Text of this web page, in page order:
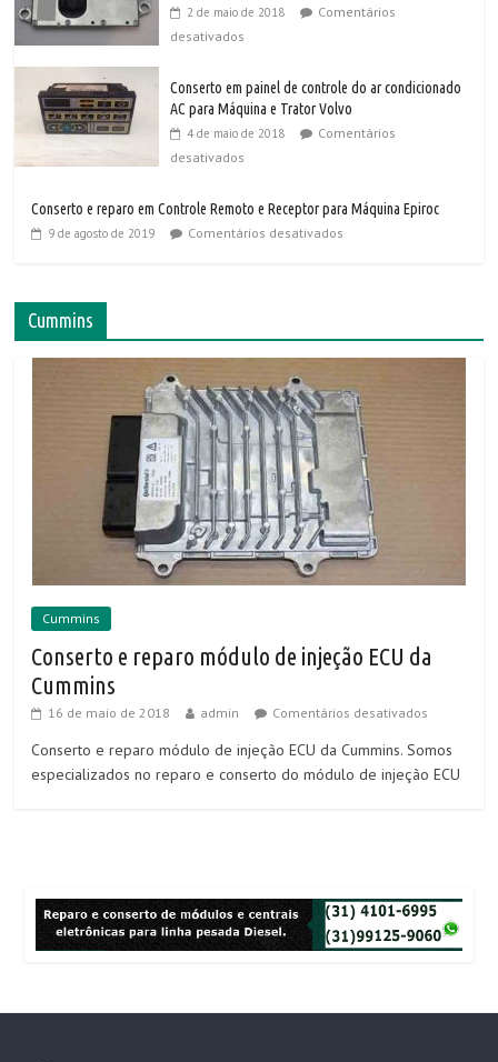
2 de maio de 2018
Comentários
desativados
Conserto em painel de controle do ar condicionado
AC para Máquina e Trator Volvo
4 de maio de 2018
Comentários
desativados
Conserto e reparo em Controle Remoto e Receptor para Máquina Epiroc
9 de agosto de 2019 Comentários desativados
Cummins
Cummins
Conserto e reparo módulo de injeção ECU da
Cummins
16 de maio de 2018 admin Comentários desativados
Conserto e reparo módulo de injeção ECU da Cummins. Somos
especializados no reparo e conserto do módulo de injeção ECU